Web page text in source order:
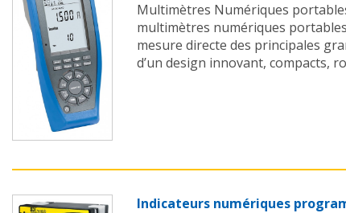
Multimètres Numériques
multimètres numériques
mesure directe des principales
d’un design innovant, compacts,
Indicateurs numériques